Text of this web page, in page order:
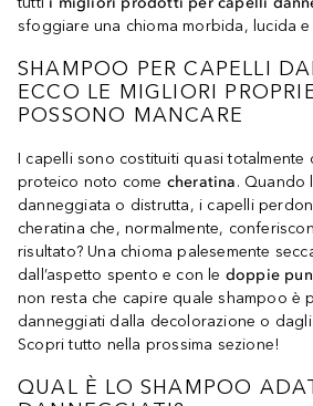
sfoggiare una chioma morbida, lucida e
SHAMPOO PER CAPELLI
ECCO LE MIGLIORI
POSSONO MANCARE
I capelli sono costituiti quasi totalmente
proteico noto come cheratina. Quando
danneggiata o distrutta, i capelli
cheratina che, normalmente,
risultato? Una chioma palesemente
dall’aspetto spento e con le doppie
non resta che capire quale shampoo è
danneggiati dalla decolorazione o
Scopri tutto nella prossima sezione!
QUAL È LO SHAMPOO